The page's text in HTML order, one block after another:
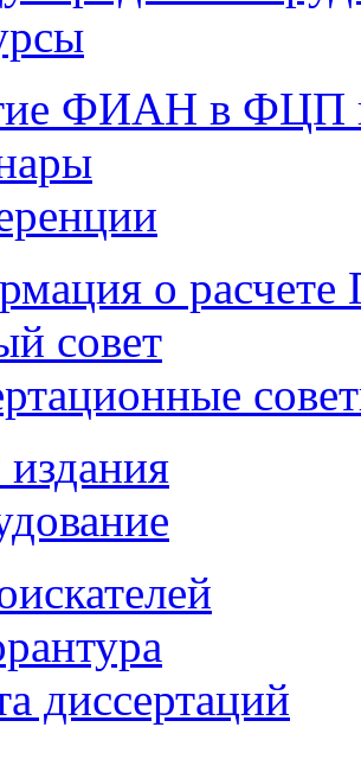
ФИАН в ФЦП
о
совет
диссертаций